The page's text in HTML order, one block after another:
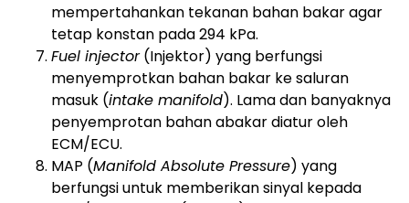
mempertahankan tekanan bahan bakar agar
tetap konstan pada 294 kPa.
Fuel injector(Injektor) yang berfungsi
menyemprotkan bahan bakar ke saluran
masuk (intake manifold). Lama dan banyaknya
penyemprotan bahan abakar diatur oleh
ECM/ECU.
MAP (Manifold Absolute Pressure) yang
berfungsi untuk memberikan sinyal kepada